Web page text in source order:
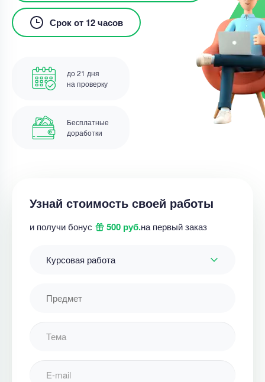
Срок от 12 часов
до 21 дня
на проверку
Бесплатные
доработки
Узнай стоимость своей работы
и получи бонус 500 руб.на первый заказ
Курсовая работа